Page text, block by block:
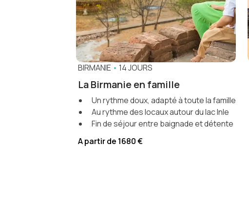
BIRMANIE • 14 JOURS
La Birmanie en famille
Un rythme doux, adapté à toute la famille
Au rythme des locaux autour du lac Inle
Fin de séjour entre baignade et détente
A partir de 1680 €